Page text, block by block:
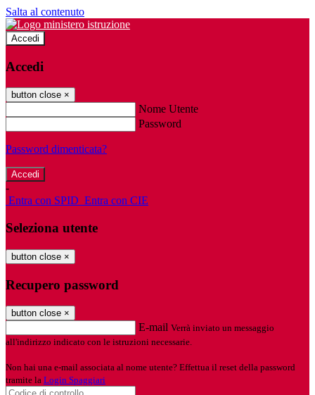
Salta al contenuto
Accedi
Accedi
button close ×
Nome Utente
Password
Password dimenticata?
-
Entra con SPID Entra con CIE
Seleziona utente
button close ×
Recupero password
button close ×
E-mail Verrà inviato un messaggio
all'indirizzo indicato con le istruzioni necessarie.
Non hai una e-mail associata al nome utente? Effettua il reset della password
tramite la Login Spaggiari